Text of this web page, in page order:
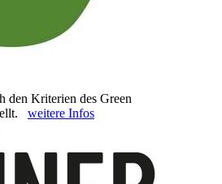
den Kriterien des Green
weitere Infos